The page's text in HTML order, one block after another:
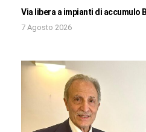
Via libera a impianti di accumulo
7 Agosto 2026